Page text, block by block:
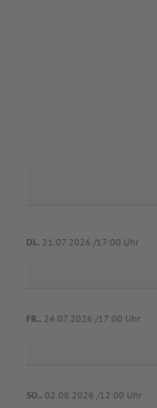
DI.. 21.07.2026 /17:00 Uhr
FR.. 24.07.2026 /17:00 Uhr
SO.. 02.08.2026 /12:00 Uhr